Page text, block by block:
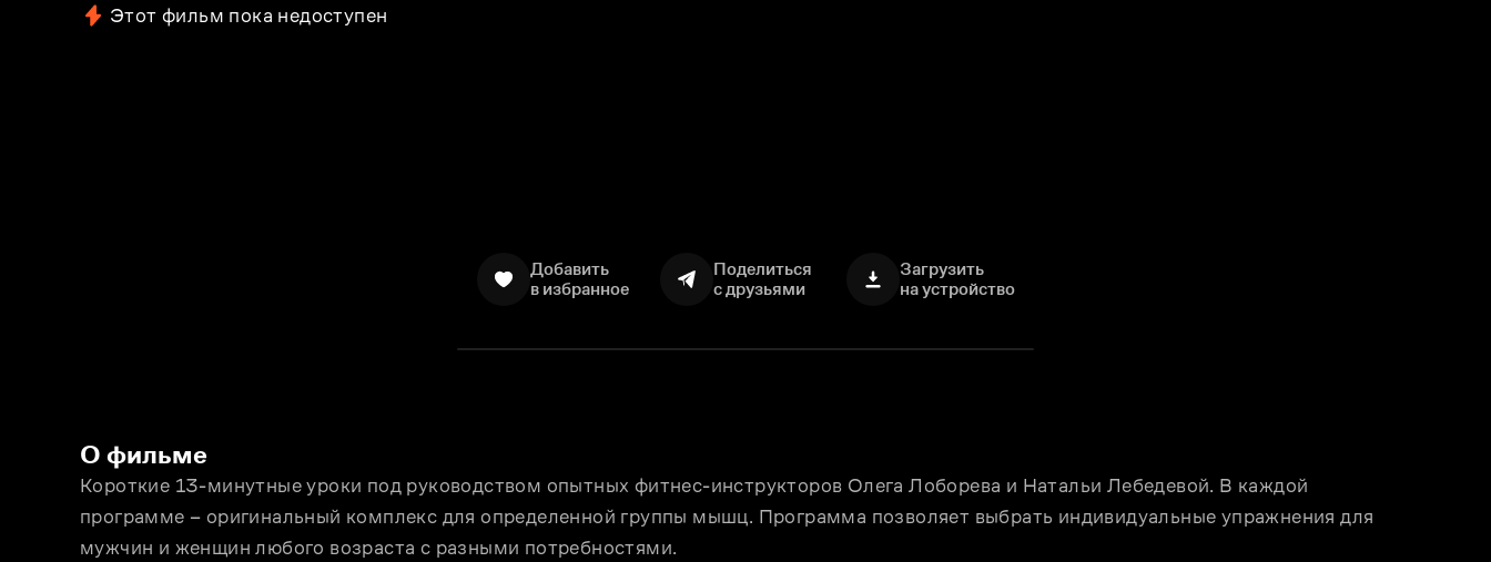
Этот фильм пока недоступен
Добавить
в избранное
Поделиться
с друзьями
Загрузить
на устройство
О фильме
Короткие 13-минутные уроки под руководством опытных фитнес-инструкторов Олега Лоборева и Натальи Лебедевой. В каждой
программе – оригинальный комплекс для определенной группы мышц. Программа позволяет выбрать индивидуальные упражнения для
мужчин и женщин любого возраста с разными потребностями.